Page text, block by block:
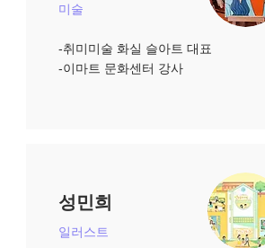
미술
-취미미술 화실 슬아트 대표
​-이마트 문화센터 강사
성민희
일러스트